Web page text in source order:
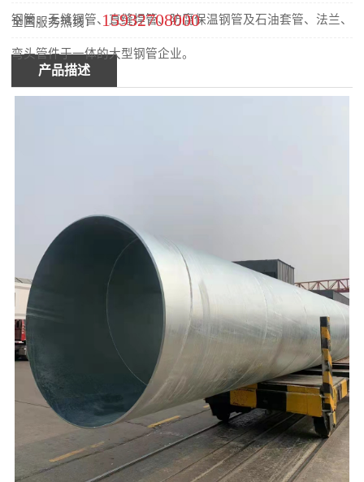
钢管、无缝钢管、直缝焊管、防腐保温钢管及石油套管、法兰、
弯头管件于一体的大型钢管企业。
全国服务热线：15932708000
产品描述